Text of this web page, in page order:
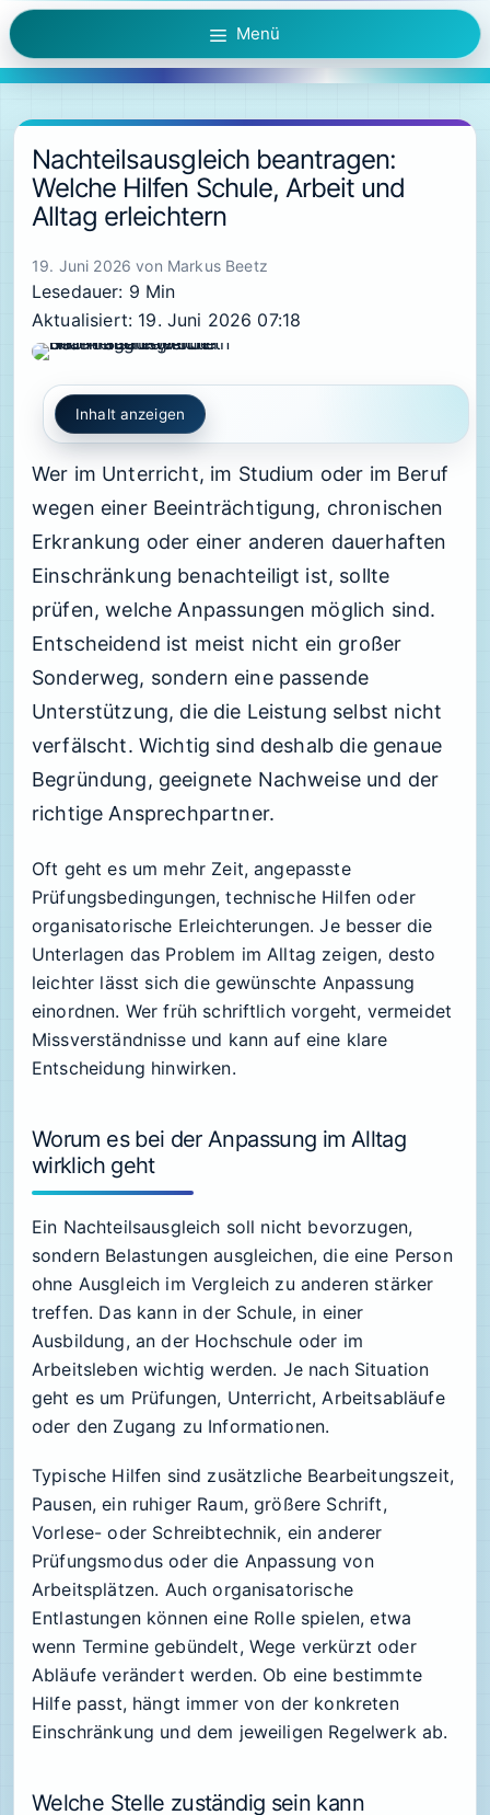
Zum
Inhalt
springen
Menü
Nachteilsausgleich beantragen:
Welche Hilfen Schule, Arbeit und
Alltag erleichtern
19. Juni 2026 von Markus Beetz
Lesedauer: 9 Min
Aktualisiert: 19. Juni 2026 07:18
Inhalt anzeigen
Wer im Unterricht, im Studium oder im Beruf
wegen einer Beeinträchtigung, chronischen
Erkrankung oder einer anderen dauerhaften
Einschränkung benachteiligt ist, sollte
prüfen, welche Anpassungen möglich sind.
Entscheidend ist meist nicht ein großer
Sonderweg, sondern eine passende
Unterstützung, die die Leistung selbst nicht
verfälscht. Wichtig sind deshalb die genaue
Begründung, geeignete Nachweise und der
richtige Ansprechpartner.
Oft geht es um mehr Zeit, angepasste
Prüfungsbedingungen, technische Hilfen oder
organisatorische Erleichterungen. Je besser die
Unterlagen das Problem im Alltag zeigen, desto
leichter lässt sich die gewünschte Anpassung
einordnen. Wer früh schriftlich vorgeht, vermeidet
Missverständnisse und kann auf eine klare
Entscheidung hinwirken.
Worum es bei der Anpassung im Alltag
wirklich geht
Ein Nachteilsausgleich soll nicht bevorzugen,
sondern Belastungen ausgleichen, die eine Person
ohne Ausgleich im Vergleich zu anderen stärker
treffen. Das kann in der Schule, in einer
Ausbildung, an der Hochschule oder im
Arbeitsleben wichtig werden. Je nach Situation
geht es um Prüfungen, Unterricht, Arbeitsabläufe
oder den Zugang zu Informationen.
Typische Hilfen sind zusätzliche Bearbeitungszeit,
Pausen, ein ruhiger Raum, größere Schrift,
Vorlese- oder Schreibtechnik, ein anderer
Prüfungsmodus oder die Anpassung von
Arbeitsplätzen. Auch organisatorische
Entlastungen können eine Rolle spielen, etwa
wenn Termine gebündelt, Wege verkürzt oder
Abläufe verändert werden. Ob eine bestimmte
Hilfe passt, hängt immer von der konkreten
Einschränkung und dem jeweiligen Regelwerk ab.
Welche Stelle zuständig sein kann